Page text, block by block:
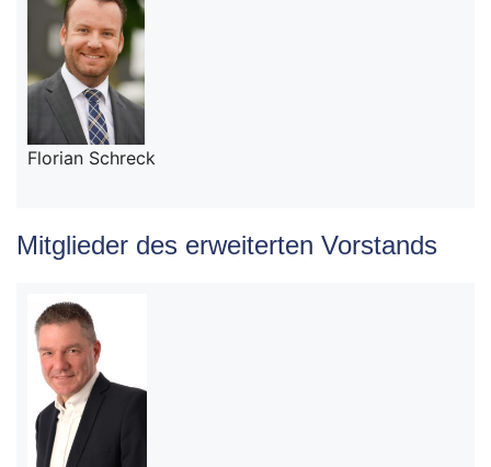
Florian Schreck
Mitglieder des erweiterten Vorstands